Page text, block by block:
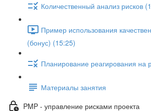
Количественный анализ рисков
Пример использования
(бонус) (15:25)
Планирование реагирования на
Материалы занятия
PMP - управление рисками проекта